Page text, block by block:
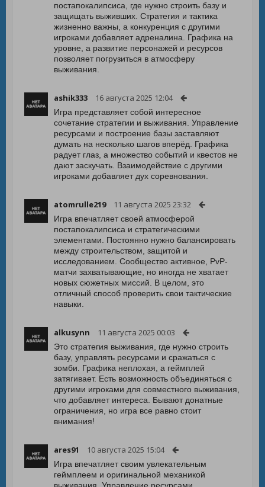
постапокалипсиса, где нужно строить базу и
защищать выживших. Стратегия и тактика
жизненно важны, а конкуренция с другими
игроками добавляет адреналина. Графика на
уровне, а развитие персонажей и ресурсов
позволяет погрузиться в атмосферу
выживания.
ashik333 16 августа 2025 12:04
Игра представляет собой интересное
сочетание стратегии и выживания. Управление
ресурсами и построение базы заставляют
думать на несколько шагов вперёд. Графика
радует глаз, а множество событий и квестов не
дают заскучать. Взаимодействие с другими
игроками добавляет дух соревнования.
atomrulle219 11 августа 2025 23:32
Игра впечатляет своей атмосферой
постапокалипсиса и стратегическими
элементами. Постоянно нужно балансировать
между строительством, защитой и
исследованием. Сообщество активное, PvP-
матчи захватывающие, но иногда не хватает
новых сюжетных миссий. В целом, это
отличный способ проверить свои тактические
навыки.
alkusynn 11 августа 2025 00:03
Это стратегия выживания, где нужно строить
базу, управлять ресурсами и сражаться с
зомби. Графика неплохая, а геймплей
затягивает. Есть возможность объединяться с
другими игроками для совместного выживания,
что добавляет интереса. Бывают донатные
ограничения, но игра все равно стоит
внимания!
ares91 10 августа 2025 15:04
Игра впечатляет своим увлекательным
геймплеем и оригинальной механикой